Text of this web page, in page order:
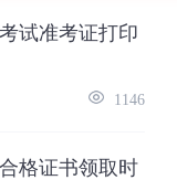
试准考证打印
1146
格证书领取时